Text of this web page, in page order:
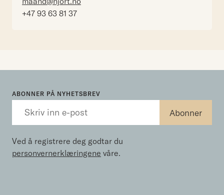
+47 93 63 81 37
ABONNER PÅ NYHETSBREV
Ved å registrere deg godtar du
personvernerklæringene våre.